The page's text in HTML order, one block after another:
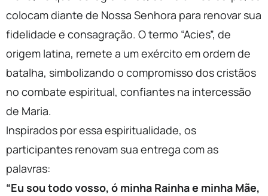
colocam diante de Nossa Senhora para renovar sua
fidelidade e consagração. O termo “Acies”, de
origem latina, remete a um exército em ordem de
batalha, simbolizando o compromisso dos cristãos
no combate espiritual, confiantes na intercessão
de Maria.
Inspirados por essa espiritualidade, os
participantes renovam sua entrega com as
palavras:
“Eu sou todo vosso, ó minha Rainha e minha Mãe,